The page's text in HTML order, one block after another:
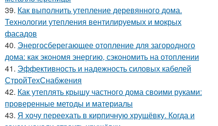
39. Как выполнить утепление деревянного дома.
Технологии утепления вентилируемых и мокрых
фасадов
40. Энергосберегающее отопление для загородного
дома: как экономя энергию, сэкономить на отоплении
41. Эффективность и надежность силовых кабелей
СтройТехСнабжения
42. Как утеплять крышу частного дома своими руками:
проверенные методы и материалы
43. Я хочу переехать в кирпичную хрущёвку. Когда и